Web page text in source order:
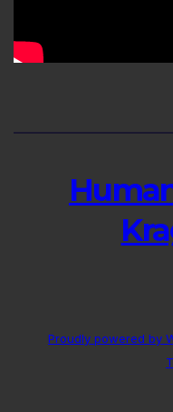
Proudly powered by